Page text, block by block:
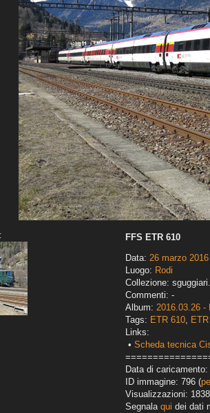
FFS ETR 610
Data: 26 marzo 2016
Luogo: Rodi
Collezione:
Commenti: -
Album: 2016.03.26 -
Tags: ETR 610,
Links:
• Scheda tecnica
Data di caricamento:
ID immagine: 796 (
Visualizzazioni: 1838
Segnala qui dei dati